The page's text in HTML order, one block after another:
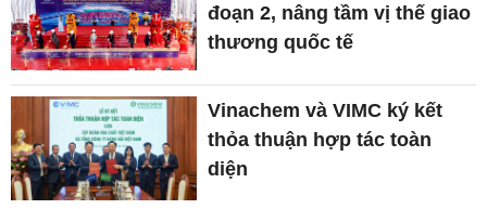
đoạn 2, nâng tầm vị thế giao
thương quốc tế
Vinachem và VIMC ký kết
thỏa thuận hợp tác toàn
diện